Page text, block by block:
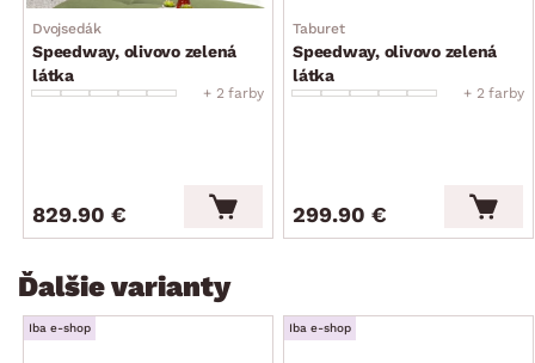
pre moderný byt
kvalitné spracovanie
dodávané zmontované
Dvojsedák
Speedway, olivovo zelená
látka
+ 2 farby
829.90 €
Taburet
Speedway, olivovo zelená
látka
+ 2 farby
299.90 €
Ďalšie varianty
Iba e-shop Iba e-shop